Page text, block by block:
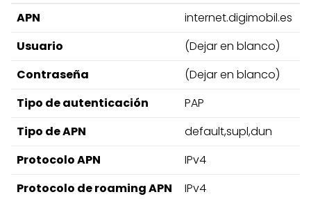
APN
internet.digimobil.es
Usuario
(Dejar en blanco)
Contraseña
(Dejar en blanco)
Tipo de autenticación
PAP
Tipo de APN
default,supl,dun
Protocolo APN
IPv4
Protocolo de roaming APN
IPv4